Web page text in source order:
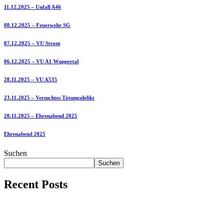
11.12.2025 – Unfall A46
08.12.2025 – Feuerwehr SG
07.12.2025 – VU Strom
06.12.2025 – VU A1 Wuppertal
28.11.2025 – VU A535
23.11.2025 – Versuchtes Tötungsdelikt
20.11.2025 – Ehrenabend 2025
Ehrenabend 2025
Suchen
Suchen
Recent Posts